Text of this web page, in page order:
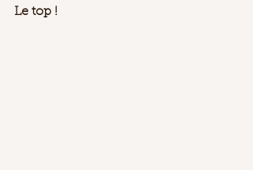
Le top !